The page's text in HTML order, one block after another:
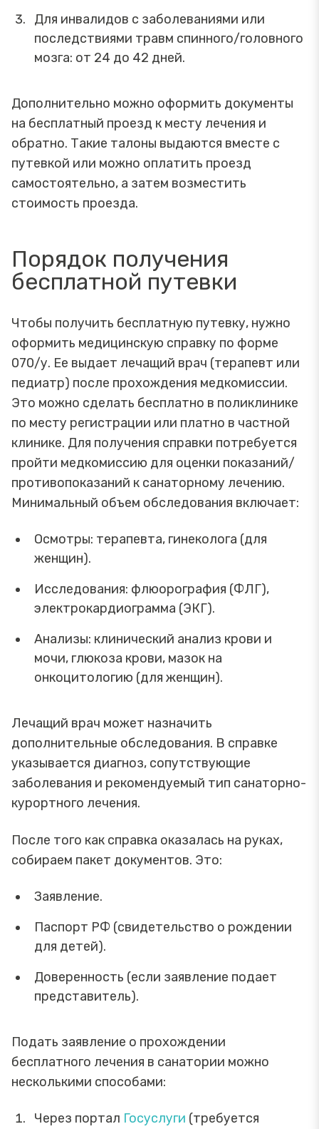
Для инвалидов с заболеваниями или
последствиями травм спинного/головного
мозга: от 24 до 42 дней.
Дополнительно можно оформить документы
на бесплатный проезд к месту лечения и
обратно. Такие талоны выдаются вместе с
путевкой или можно оплатить проезд
самостоятельно, а затем возместить
стоимость проезда.
Порядок получения
бесплатной путевки
Чтобы получить бесплатную путевку, нужно
оформить медицинскую справку по форме
070/у. Ее выдает лечащий врач (терапевт или
педиатр) после прохождения медкомиссии.
Это можно сделать бесплатно в поликлинике
по месту регистрации или платно в частной
клинике. Для получения справки потребуется
пройти медкомиссию для оценки показаний/
противопоказаний к санаторному лечению.
Минимальный объем обследования включает:
Осмотры: терапевта, гинеколога (для
женщин).
Исследования: флюорография (ФЛГ),
электрокардиограмма (ЭКГ).
Анализы: клинический анализ крови и
мочи, глюкоза крови, мазок на
онкоцитологию (для женщин).
Лечащий врач может назначить
дополнительные обследования. В справке
указывается диагноз, сопутствующие
заболевания и рекомендуемый тип санаторно-
курортного лечения.
После того как справка оказалась на руках,
собираем пакет документов. Это:
Заявление.
Паспорт РФ (свидетельство о рождении
для детей).
Доверенность (если заявление подает
представитель).
Подать заявление о прохождении
бесплатного лечения в санатории можно
несколькими способами:
Через портал Госуслуги (требуется